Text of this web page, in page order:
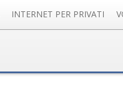
INTERNET PER PRIVATI